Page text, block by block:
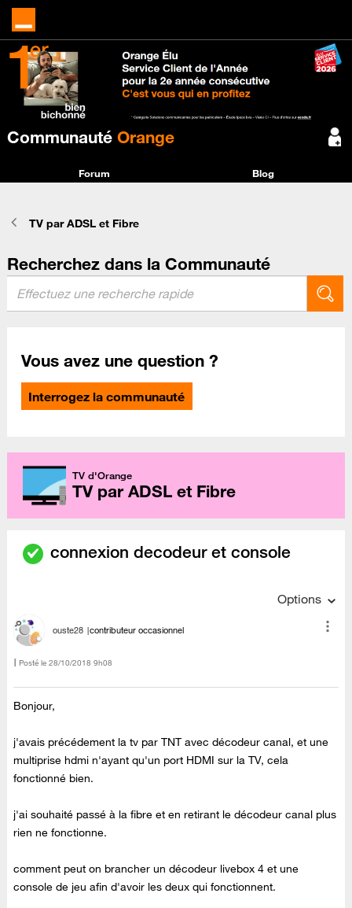
Communauté Orange
Forum Blog
TV par ADSL et Fibre
Recherchez dans la Communauté
Vous avez une question ?
Interrogez la communauté
TV d'Orange
TV par ADSL et Fibre
connexion decodeur et console
Options
ouste28 contributeur occasionnel
Posté le ‎28/10/2018 9h08
Bonjour,
j'avais précédement la tv par TNT avec décodeur canal, et une
multiprise hdmi n'ayant qu'un port HDMI sur la TV, cela
fonctionné bien.
j'ai souhaité passé à la fibre et en retirant le décodeur canal plus
rien ne fonctionne.
comment peut on brancher un décodeur livebox 4 et une
console de jeu afin d'avoir les deux qui fonctionnent.